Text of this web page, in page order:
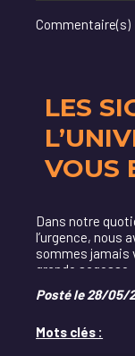
Commentaire(s)
LES
VOUS
Dans notre
l’urgence, nous
sommes jamais
grande
Posté le 28/05/
Mots clés :